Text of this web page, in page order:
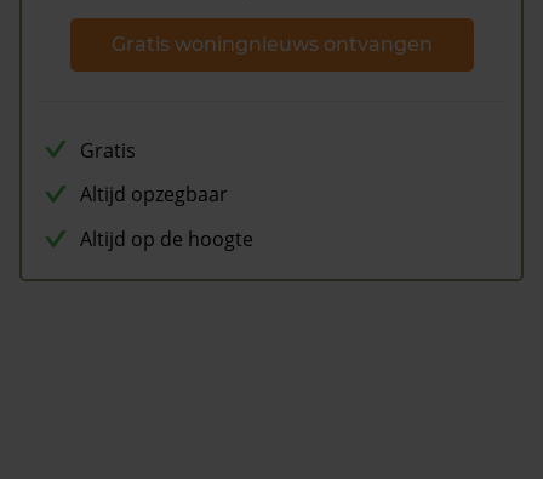
Gratis woningnieuws ontvangen
Gratis
Altijd opzegbaar
Altijd op de hoogte